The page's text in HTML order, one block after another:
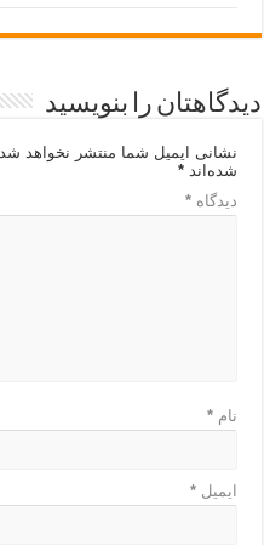
دیدگاهتان را بنویسید
نشانی ایمیل شما منتشر نخواهد شد.
شده‌اند*
دیدگاه*
نام*
ایمیل*